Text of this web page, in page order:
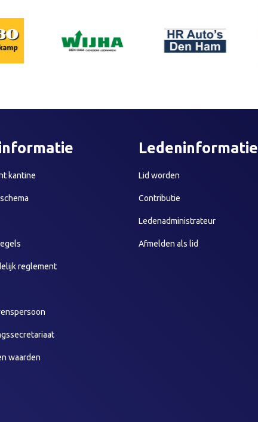
kantine
reglement
waarden
Ledeninformatie
Lid worden
Contributie
Ledenadministrateur
Afmelden als lid